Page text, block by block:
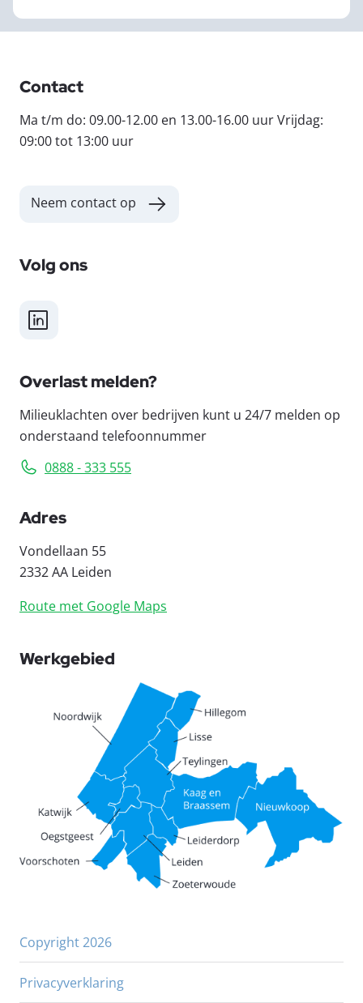
Contact
Ma t/m do: 09.00-12.00 en 13.00-16.00 uur Vrijdag:
09:00 tot 13:00 uur
Neem contact op
Volg ons
LinkedIn
Overlast melden?
Milieuklachten over bedrijven kunt u 24/7 melden op
onderstaand telefoonnummer
0888 - 333 555
Adres
Vondellaan 55
2332 AA Leiden
Route met Google Maps
Werkgebied
Copyright 2026
Privacyverklaring